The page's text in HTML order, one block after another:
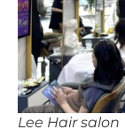
Lee Hair salon